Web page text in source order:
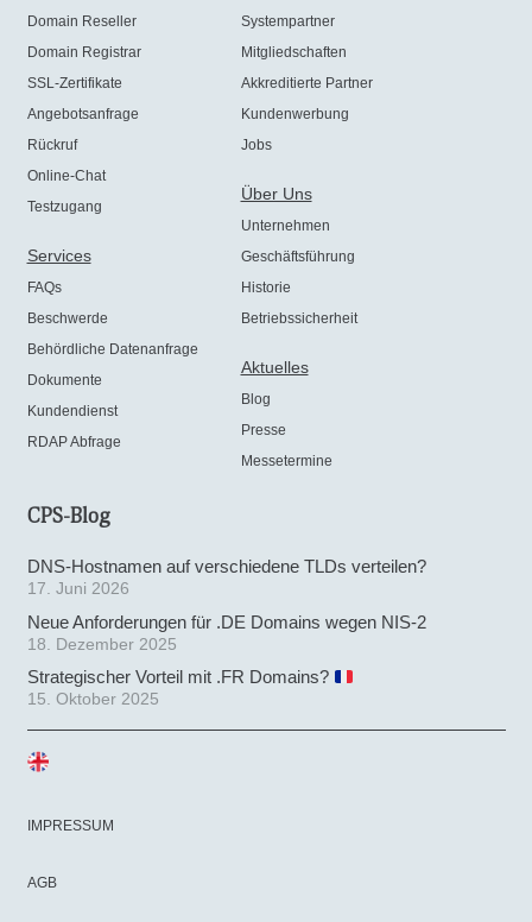
Domain Reseller
Domain Registrar
SSL-Zertifikate
Angebotsanfrage
Rückruf
Online-Chat
Testzugang
Services
FAQs
Beschwerde
Behördliche Datenanfrage
Dokumente
Kundendienst
RDAP Abfrage
Systempartner
Mitgliedschaften
Akkreditierte Partner
Kundenwerbung
Jobs
Über Uns
Unternehmen
Geschäftsführung
Historie
Betriebssicherheit
Aktuelles
Blog
Presse
Messetermine
CPS-Blog
DNS-Hostnamen auf verschiedene TLDs verteilen?
17. Juni 2026
Neue Anforderungen für .DE Domains wegen NIS-2
18. Dezember 2025
Strategischer Vorteil mit .FR Domains?
15. Oktober 2025
IMPRESSUM
AGB